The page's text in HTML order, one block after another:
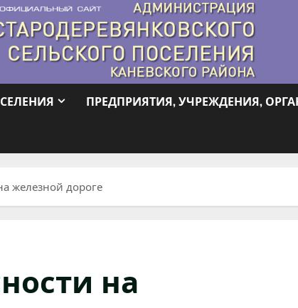
ПРЕДПРИЯТИЯ, УЧРЕЖДЕНИЯ,
железной дороге
на